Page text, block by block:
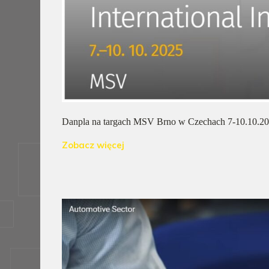
Danpla na targach MSV Brno w Czechach 7-
Zobacz więcej